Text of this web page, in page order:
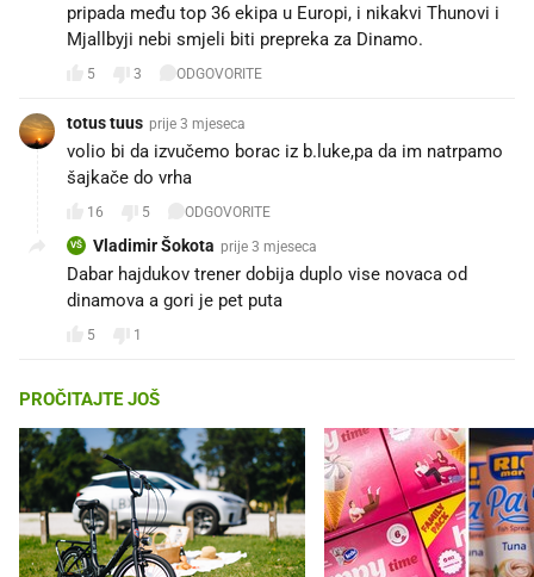
pripada među top 36 ekipa u Europi, i nikakvi Thunovi i
Mjallbyji nebi smjeli biti prepreka za Dinamo.
5 3 ODGOVORITE
totus tuus prije 3 mjeseca
volio bi da izvučemo borac iz b.luke,pa da im natrpamo
šajkače do vrha
16 5 ODGOVORITE
VŠ Vladimir Šokota prije 3 mjeseca
Dabar hajdukov trener dobija duplo vise novaca od
dinamova a gori je pet puta
5 1
PROČITAJTE JOŠ